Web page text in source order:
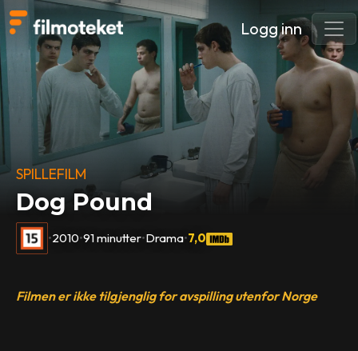
Logg inn
SPILLEFILM
Dog Pound
•2010•91 minutter•Drama•7,0
Filmen er ikke tilgjenglig for avspilling utenfor Norge